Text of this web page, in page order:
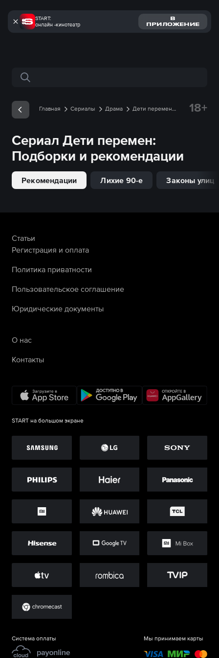
START:
онлайн -кинотеатр
В
ПРИЛОЖЕНИЕ
Поиск по сайту
Главная Сериалы Драма
Дети перемен
18+
Сериал Дети перемен:
Подборки и рекомендации
Рекомендации Лихие 90-е Законы улиц
Статьи
Регистрация и оплата
Политика приватности
Пользовательское соглашение
Юридические документы
О нас
Контакты
START на большом экране
Система оплаты Мы принимаем карты